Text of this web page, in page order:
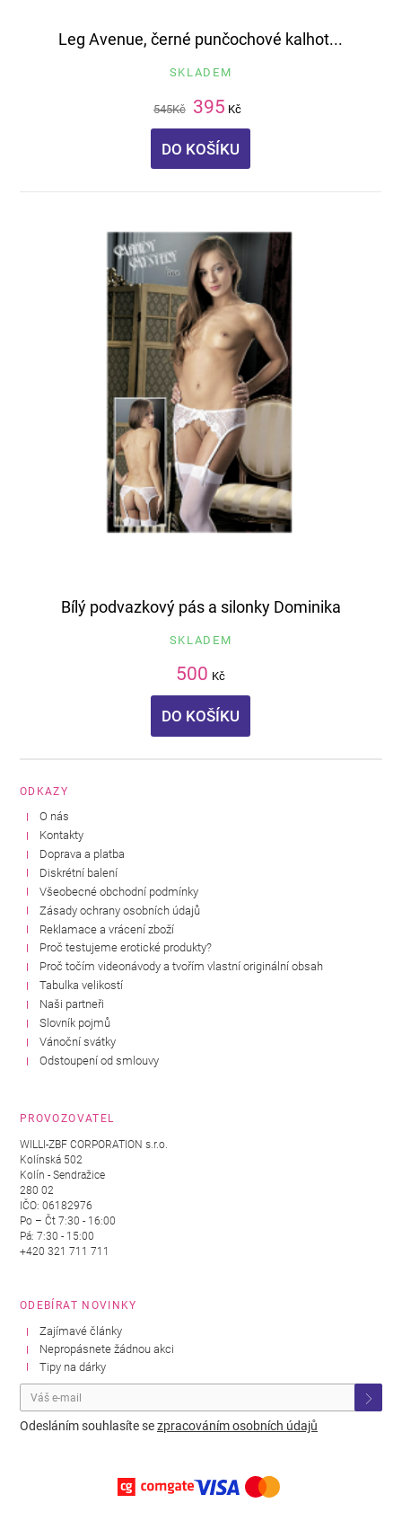
Leg Avenue, černé punčochové kalhot...
SKLADEM
545Kč 395 Kč
DO KOŠÍKU
Bílý podvazkový pás a silonky Dominika
SKLADEM
500 Kč
DO KOŠÍKU
ODKAZY
O nás
Kontakty
Doprava a platba
Diskrétní balení
Všeobecné obchodní podmínky
Zásady ochrany osobních údajů
Reklamace a vrácení zboží
Proč testujeme erotické produkty?
Proč točím videonávody a tvořím vlastní originální obsah
Tabulka velikostí
Naši partneři
Slovník pojmů
Vánoční svátky
Odstoupení od smlouvy
PROVOZOVATEL
WILLI-ZBF CORPORATION s.r.o.
Kolínská 502
Kolín - Sendražice
280 02
IČO: 06182976
Po – Čt 7:30 - 16:00
Pá: 7:30 - 15:00
+420 321 711 711
ODEBÍRAT NOVINKY
Zajímavé články
Nepropásnete žádnou akci
Tipy na dárky
Odesláním souhlasíte sezpracováním osobních údajů